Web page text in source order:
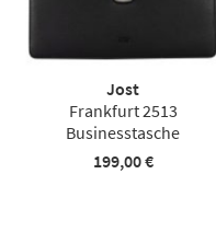
Jost
Frankfurt 2513
Businesstasche
199,00 €